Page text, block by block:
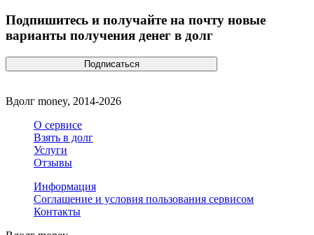
Подпишитесь и получайте на почту новые
варианты получения денег в долг
Вдолг money, 2014-2026
О сервисе
Взять в долг
Услуги
Отзывы
Информация
Соглашение и условия пользования сервисом
Контакты